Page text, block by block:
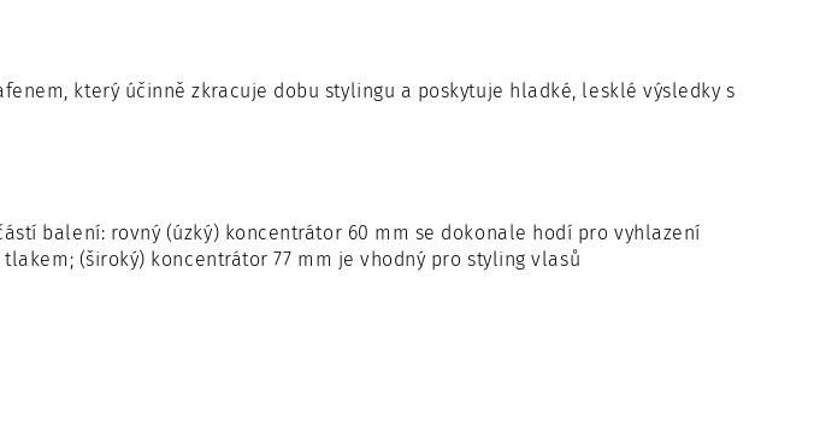
který účinně zkracuje dobu stylingu a poskytuje hladké, lesklé výsledky s
balení: rovný (úzký) koncentrátor 60 mm se dokonale hodí pro vyhlazení
(široký) koncentrátor 77 mm je vhodný pro styling vlasů